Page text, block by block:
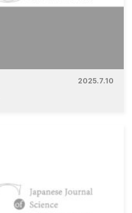
2025.7.10